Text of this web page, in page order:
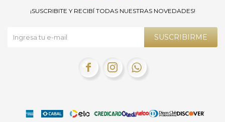
¡SUSCRIBITE Y RECIBÍ TODAS NUESTRAS NOVEDADES!
SUSCRIBIRME
  